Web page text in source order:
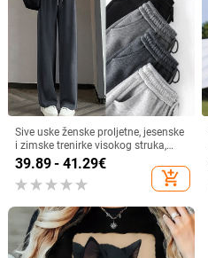
Sive uske ženske proljetne, jesenske
i zimske trenirke visokog struka,
ravne, drapirane, male ležerne
sportske duge hlače
39.89 - 41.29€
add_shopping_cart